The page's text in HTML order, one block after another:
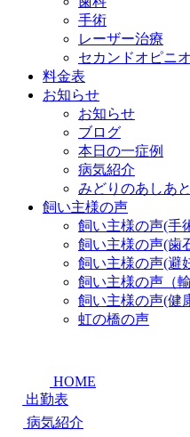
手術
レーザー治療
セカンドオピニ
料金表
お知らせ
お知らせ
ブログ
本日の一症例
病気紹介
みどりのあしあと
飼い主様の声
飼い主様の声(手
飼い主様の声(歯
飼い主様の声(避
飼い主様の声（輸
飼い主様の声(健
虹の橋の声
HOME
出勤表
病気紹介